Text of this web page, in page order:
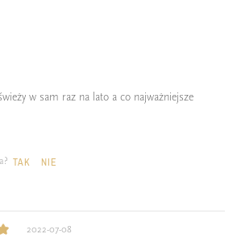
w sam raz na lato a co najważniejsze
TAK NIE
2022-07-08